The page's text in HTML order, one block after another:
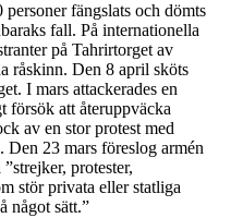
personer fängslats och dömts
fall. På internationella
på Tahrirtorget av
råskinn. Den 8 april sköts
I mars attackerades en
att återuppväcka
av en stor protest med
23 mars föreslog armén
protester,
stör privata eller statliga
något sätt.”